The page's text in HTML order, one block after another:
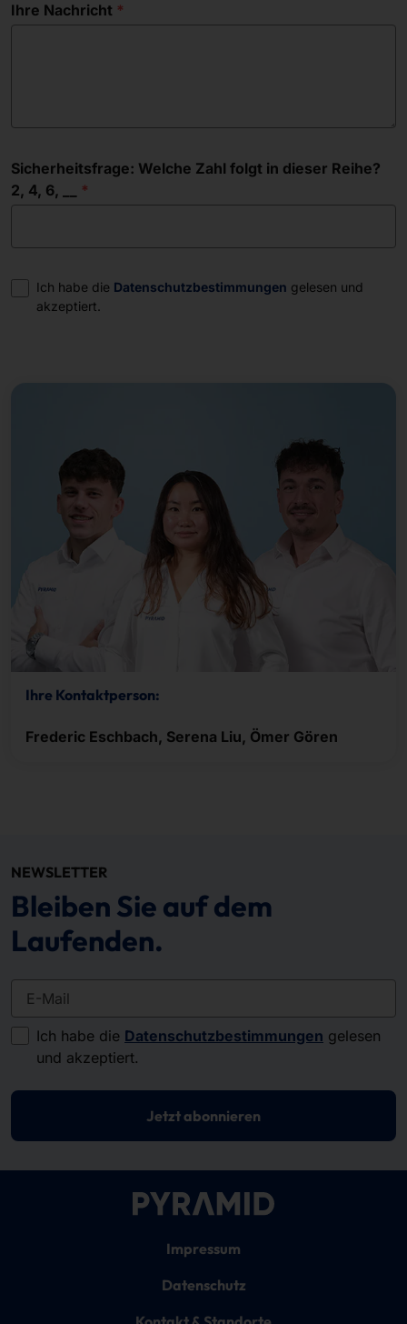
Ihre Nachricht
Sicherheitsfrage: Welche Zahl folgt in dieser Reihe?
2, 4, 6, __
Einwilligung
Ich habe die Datenschutzbestimmungen gelesen und
akzeptiert.
Ihre Kontaktperson:
Frederic Eschbach, Serena Liu, Ömer Gören
NEWSLETTER
Bleiben Sie auf dem
Laufenden.
E-Mail
Ich habe die Datenschutzbestimmungen gelesen
und akzeptiert.
Jetzt abonnieren
Impressum
Datenschutz